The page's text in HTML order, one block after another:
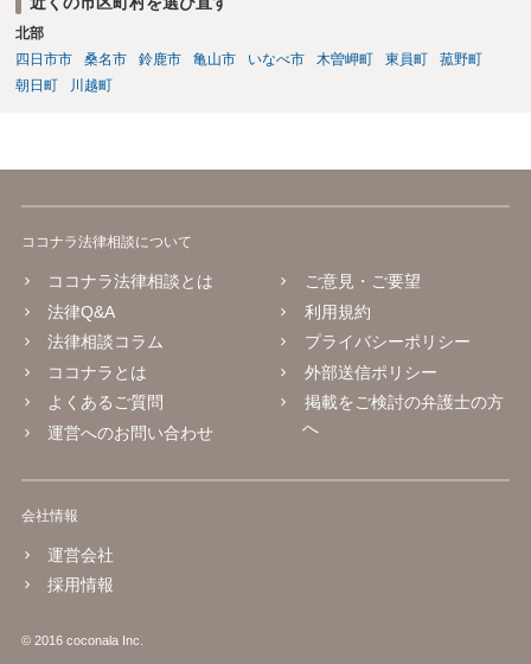
北部
四日市市
桑名市 鈴鹿市 亀山市 いなべ市 木曽岬町 東員町
菰野町
朝日町
川越町
ココナラ法律相談について
ココナラ法律相談とは
法律Q&A
法律相談コラム
ココナラとは
よくあるご質問
運営へのお問い合わせ
ご意見・ご要望
利用規約
プライバシーポリシー
外部送信ポリシー
掲載をご検討の弁護士の方
へ
会社情報
運営会社
採用情報
© 2016 coconala Inc.